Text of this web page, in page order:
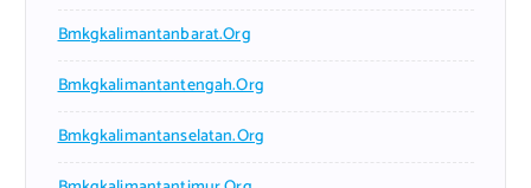
Bmkgkalimantanbarat.org
Bmkgkalimantantengah.org
Bmkgkalimantanselatan.org